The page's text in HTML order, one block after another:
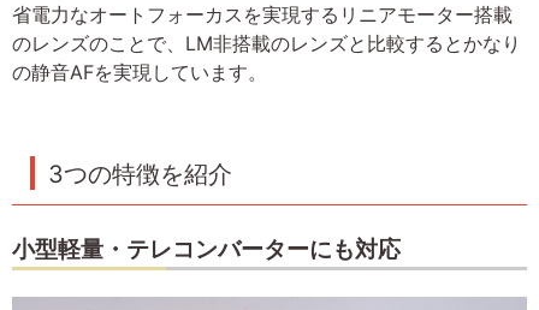
省電力なオートフォーカスを実現するリニアモーター搭載
のレンズのことで、LM非搭載のレンズと比較するとかなり
の静音AFを実現しています。
3つの特徴を紹介
小型軽量・テレコンバーターにも対応